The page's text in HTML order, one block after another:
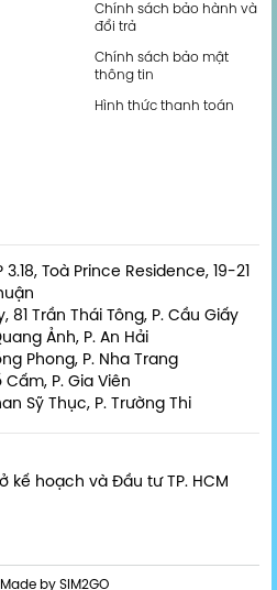
Chính sách bảo hành và
đổi trả
Chính sách bảo mật
thông tin
Hình thức thanh toán
3.18, Toà Prince Residence, 19-21
81 Trần Thái Tông, P. Cầu Giấy
Ảnh, P. An Hải
Phong, P. Nha Trang
Cấm, P. Gia Viên
Sỹ Thục, P. Trường Thi
kế hoạch và Đầu tư TP. HCM
by SIM2GO